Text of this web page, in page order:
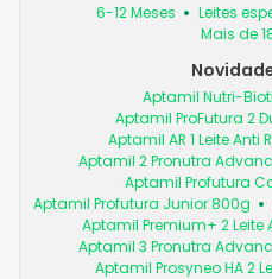
6-12 Meses Leites
Mais de
Aptamil Nutri-
Aptamil ProFutura 2
Aptamil AR 1 Leite
Aptamil 2 Pronutra
Aptamil Profutura
Aptamil Profutura Junior 800g
Aptamil Premium+ 2
Aptamil 3 Pronutra
Aptamil Prosyneo HA 2